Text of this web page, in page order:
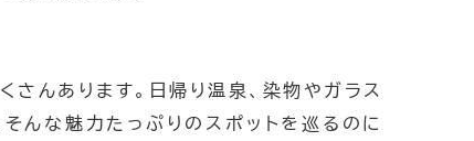
んあります。日帰り温泉、染物やガラス
んな魅力たっぷりのスポットを巡るのに